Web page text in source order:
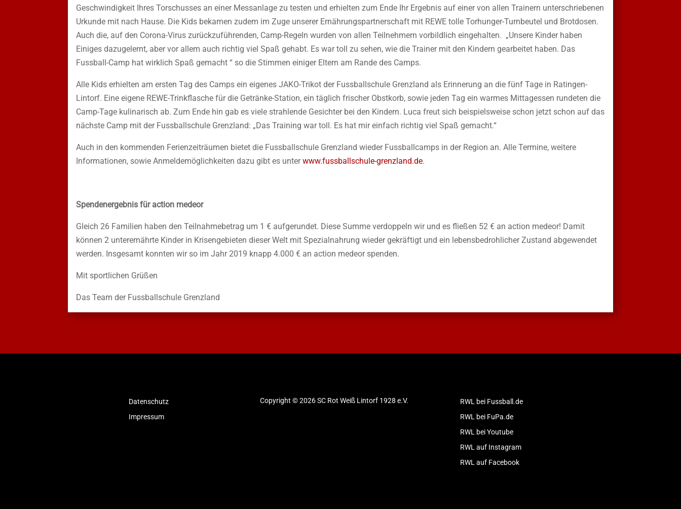
Geschwindigkeit Ihres Torschusses an einer Messanlage zu testen und erhielten zum Ende Ihr Ergebnis auf einer von allen Trainern unterschriebenen
Urkunde mit nach Hause. Die Kids bekamen zudem im Zuge unserer Ernährungspartnerschaft mit REWE tolle Torhunger-Turnbeutel und Brotdosen.
Auch die, auf den Corona-Virus zurückzuführenden, Camp-Regeln wurden von allen Teilnehmern vorbildlich eingehalten. „Unsere Kinder haben
Einiges dazugelernt, aber vor allem auch richtig viel Spaß gehabt. Es war toll zu sehen, wie die Trainer mit den Kindern gearbeitet haben. Das
Fussball-Camp hat wirklich Spaß gemacht “ so die Stimmen einiger Eltern am Rande des Camps.
Alle Kids erhielten am ersten Tag des Camps ein eigenes JAKO-Trikot der Fussballschule Grenzland als Erinnerung an die fünf Tage in Ratingen-
Lintorf. Eine eigene REWE-Trinkflasche für die Getränke-Station, ein täglich frischer Obstkorb, sowie jeden Tag ein warmes Mittagessen rundeten die
Camp-Tage kulinarisch ab. Zum Ende hin gab es viele strahlende Gesichter bei den Kindern. Luca freut sich beispielsweise schon jetzt schon auf das
nächste Camp mit der Fussballschule Grenzland: „Das Training war toll. Es hat mir einfach richtig viel Spaß gemacht.“
Auch in den kommenden Ferienzeiträumen bietet die Fussballschule Grenzland wieder Fussballcamps in der Region an. Alle Termine, weitere
Informationen, sowie Anmeldemöglichkeiten dazu gibt es unterwww.fussballschule-grenzland.de.
Spendenergebnis für action medeor
Gleich 26 Familien haben den Teilnahmebetrag um 1 € aufgerundet. Diese Summe verdoppeln wir und es fließen 52 € an action medeor! Damit
können 2 unterernährte Kinder in Krisengebieten dieser Welt mit Spezialnahrung wieder gekräftigt und ein lebensbedrohlicher Zustand abgewendet
werden. Insgesamt konnten wir so im Jahr 2019 knapp 4.000 € an action medeor spenden.
Mit sportlichen Grüßen
Das Team der Fussballschule Grenzland
Datenschutz
Impressum
Copyright © 2026 SC Rot Weiß Lintorf 1928 e.V.
RWL bei Fussball.de
RWL bei FuPa.de
RWL bei Youtube
RWL auf Instagram
RWL auf Facebook